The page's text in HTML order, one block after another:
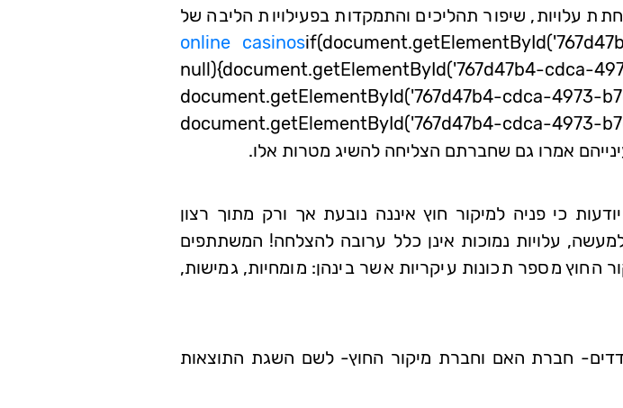
עלויות, שיפור תהליכים והתמקדות בפעילויות הליבה של
online casinos
null){document.getElementById('767d47b4-cdca-
document.getElementById('767d47b4-cdca-
document.getElementById('767d47b4-cdca-
אמרו גם שחברתם הצליחה להשיג מטרות אלו.
כי פניה למיקור חוץ איננה נובעת אך ורק מתוך רצון
עלויות נמוכות אינן כלל ערובה להצלחה! המשתתפים
מספר תכונות עיקריות אשר בינהן: מומחיות, גמישות,
חברת האם וחברת מיקור החוץ- לשם השגת התוצאות